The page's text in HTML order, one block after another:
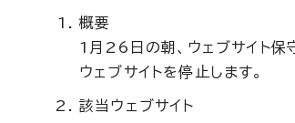
概要
1月26日の朝、ウェブサイト保
ウェブサイトを停止します。
該当ウェブサイト